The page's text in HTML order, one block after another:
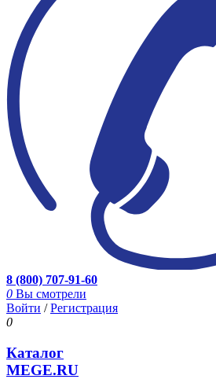
8 (800) 707-91-60
0 Вы смотрели
Войти /Регистрация
0
Каталог
MEGE.RU